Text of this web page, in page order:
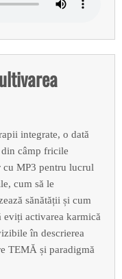
integrate, o dată
câmp fricile
MP3 pentru lucrul
cum să le
sănătății și cum
eviți activarea karmică
în descrierea
TEMĂ și paradigmă